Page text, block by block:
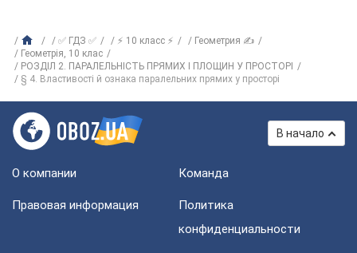
✅ ГДЗ ✅ ⚡ 10 класс ⚡
Геометрия ✍
Геометрія, 10 клас
РОЗДІЛ 2. ПАРАЛЕЛЬНІСТЬ ПРЯМИХ І ПЛОЩИН У ПРОСТОРІ
§ 4. Властивості й ознака паралельних прямих у просторі
В начало
О компании Команда
Правовая информация
Политика
конфиденциальности